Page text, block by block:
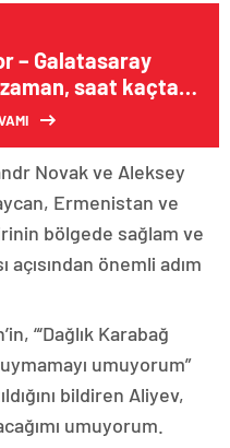
– Galatasaray
zaman, saat kaçta,
Novak ve Aleksey
Ermenistan ve
bölgede sağlam ve
açısından önemli adım
“‘Dağlık Karabağ
umuyorum”
bildiren Aliyev,
umuyorum.